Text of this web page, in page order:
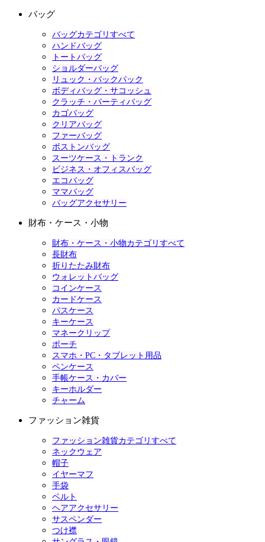
バッグ
バッグカテゴリすべて
ハンドバッグ
トートバッグ
ショルダーバッグ
リュック・バックパック
ボディバッグ・サコッシュ
クラッチ・パーティバッグ
カゴバッグ
クリアバッグ
ファーバッグ
ボストンバッグ
スーツケース・トランク
ビジネス・オフィスバッグ
エコバッグ
ママバッグ
バッグアクセサリー
財布・ケース・小物
財布・ケース・小物カテゴリすべて
長財布
折りたたみ財布
ウォレットバッグ
コインケース
カードケース
パスケース
キーケース
マネークリップ
ポーチ
スマホ・PC・タブレット用品
ペンケース
手帳ケース・カバー
キーホルダー
チャーム
ファッション雑貨
ファッション雑貨カテゴリすべて
ネックウェア
帽子
イヤーマフ
手袋
ベルト
ヘアアクセサリー
サスペンダー
つけ襟